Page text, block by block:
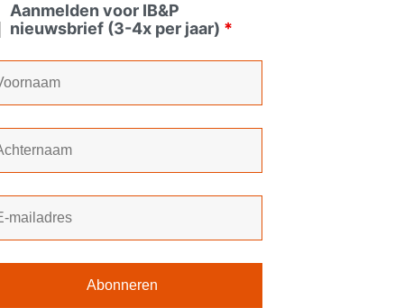
Aanmelden voor IB&P
nieuwsbrief (3-4x per jaar) *